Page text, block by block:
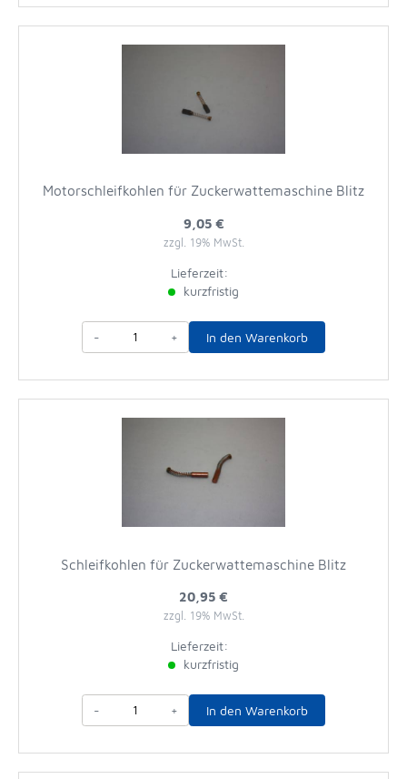
Motorschleifkohlen für Zuckerwattemaschine Blitz
9,05 €
zzgl. 19% MwSt.
Lieferzeit:
kurzfristig
- + In den Warenkorb
Schleifkohlen für Zuckerwattemaschine Blitz
20,95 €
zzgl. 19% MwSt.
Lieferzeit:
kurzfristig
- + In den Warenkorb